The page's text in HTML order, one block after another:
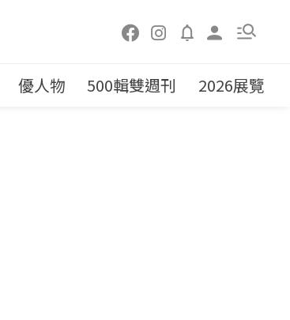
優人物 500輯雙週刊 2026展覽